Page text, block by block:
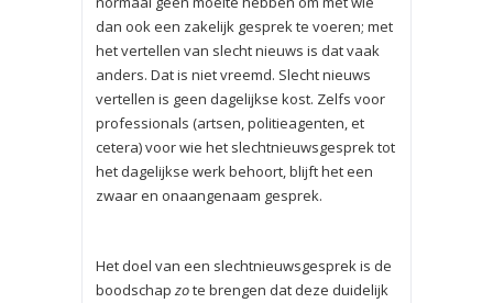
dan ook een zakelijk gesprek te voeren; met
het vertellen van slecht nieuws is dat vaak
anders. Dat is niet vreemd. Slecht nieuws
vertellen is geen dagelijkse kost. Zelfs voor
professionals (artsen, politieagenten, et
cetera) voor wie het slechtnieuwsgesprek tot
het dagelijkse werk behoort, blijft het een
zwaar en onaangenaam gesprek.
Het doel van een slechtnieuwsgesprek is de
boodschap zote brengen dat deze duidelijk